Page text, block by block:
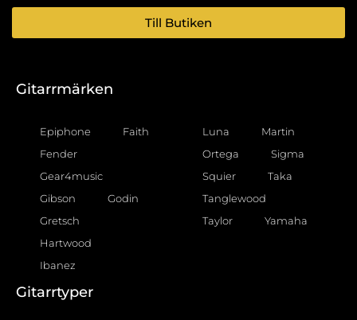
Till Butiken
Gitarrmärken
Epiphone
Faith
Fender
Gear4music
Gibson
Godin
Gretsch
Hartwood
Ibanez
Luna
Martin
Ortega
Sigma
Squier
Taka
Tanglewood
Taylor
Yamaha
Gitarrtyper